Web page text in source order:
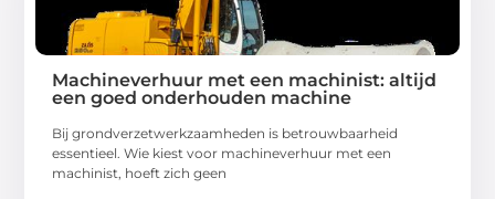
Machineverhuur met een machinist: altijd
een goed onderhouden machine
Bij grondverzetwerkzaamheden is betrouwbaarheid
essentieel. Wie kiest voor machineverhuur met een
machinist, hoeft zich geen